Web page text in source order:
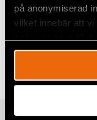
på anonymiserad
vilket innebär att
Dela
Twitter